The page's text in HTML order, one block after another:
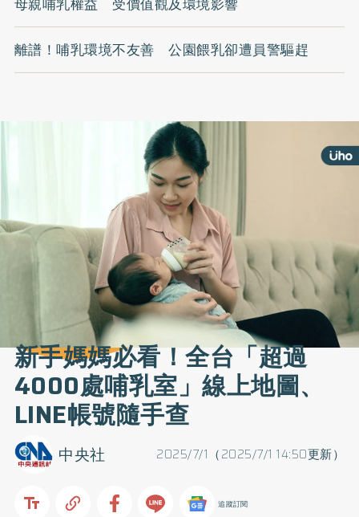
離譜！哺乳環境不友善 公園餵乳卻遭員警驅趕
新手媽媽必看！全台「超過
4000處哺乳室」線上地圖、
LINE帳號隨手查
2025/7/1（2025/7/1 14:50更新）
中央社
追蹤訂閱